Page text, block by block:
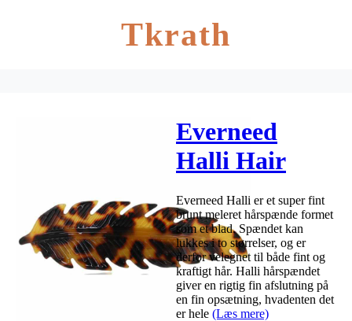
Tkrath
Everneed
Halli Hair
Clip Dark
(5695)
Everneed Halli er et super fint
brunt meleret hårspænde formet
som et blad. Spændet kan
lukkes i to størrelser, og er
derfor velegnet til både fint og
kraftigt hår. Halli hårspændet
giver en rigtig fin afslutning på
en fin opsætning, hvadenten det
er hele (Læs mere)